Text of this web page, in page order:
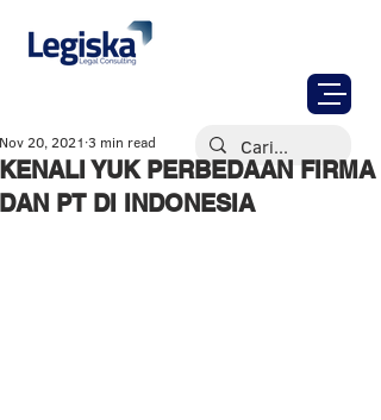
KENALI YUK PERBEDAAN FIRMA
DAN PT DI INDONESIA
Nov 20, 2021 3 min read